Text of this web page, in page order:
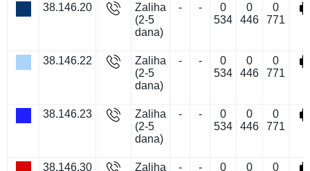
38.146.20
Zaliha
(2-5
dana)
- -
0
534
0
446
0
771
38.146.22
Zaliha
(2-5
dana)
- -
0
534
0
446
0
771
38.146.23
Zaliha
(2-5
dana)
- -
0
534
0
446
0
771
38.146.30
Zaliha
- -
0
0
0